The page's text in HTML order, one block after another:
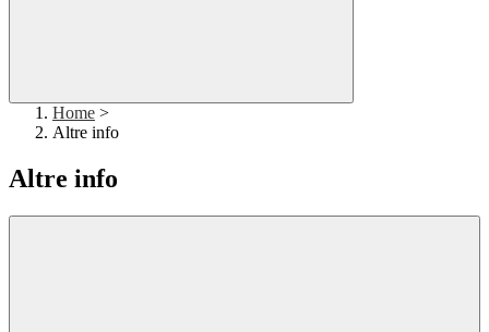
Home >
Altre info
Altre info